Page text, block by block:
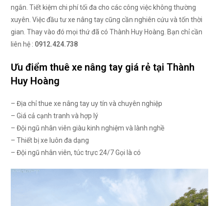
ngắn. Tiết kiệm chi phí tối đa cho các công việc không thường
xuyên. Việc đầu tư xe nâng tay cũng cần nghiên cứu và tốn thời
gian. Thay vào đó mọi thứ đã có Thành Huy Hoàng. Bạn chỉ cần
liên hệ : 0912.424.738
Ưu điểm thuê xe nâng tay giá rẻ tại Thành
Huy Hoàng
– Địa chỉ thue xe nâng tay uy tín và chuyên nghiệp
– Giá cả cạnh tranh và hợp lý
– Đội ngũ nhân viên giàu kinh nghiệm và lành nghề
– Thiết bị xe luôn đa dạng
– Đội ngũ nhân viên, túc trực 24/7 Gọi là có